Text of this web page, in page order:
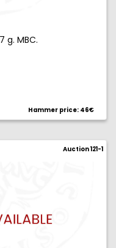
g. MBC.
Hammer price: 46€
Auction 121-1